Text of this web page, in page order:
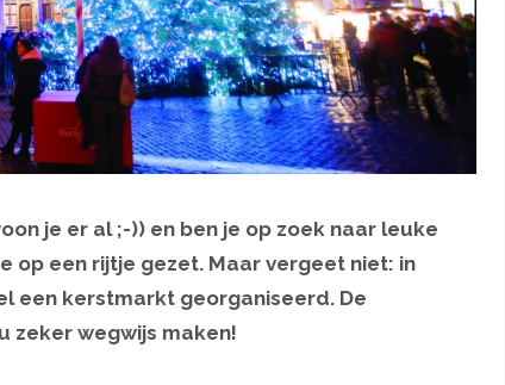
je er al ;-)) en ben je op zoek naar leuke
op een rijtje gezet. Maar vergeet niet: in
een kerstmarkt georganiseerd. De
zeker wegwijs maken!